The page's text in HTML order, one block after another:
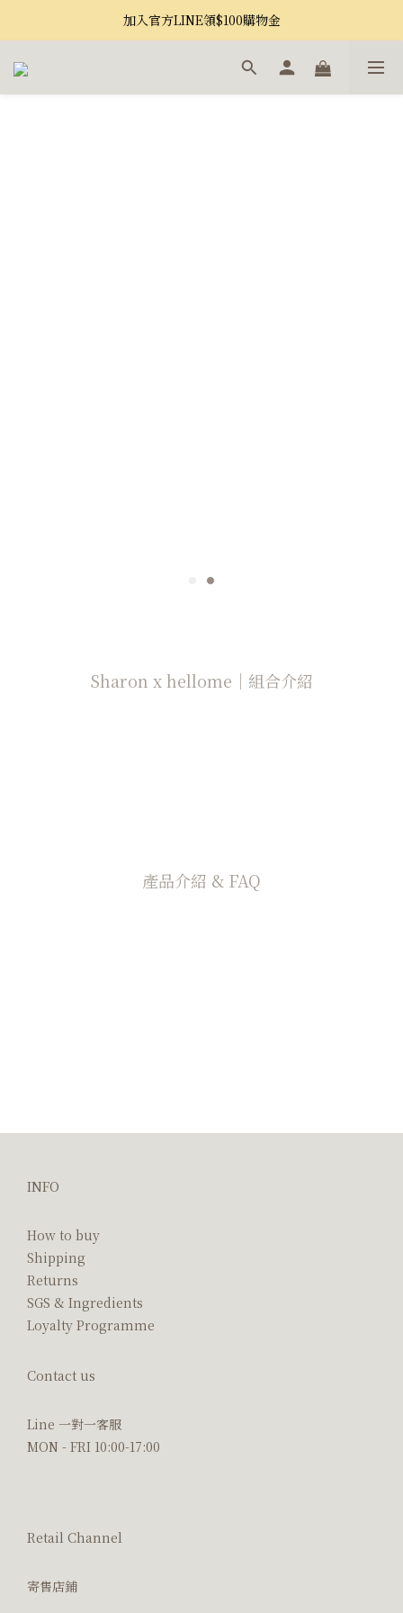
加入官方LINE領$100購物金
Sharon x hellome｜組合介紹
產品介紹 & FAQ
INFO
How to buy
Shipping
Returns
SGS & Ingredients
Loyalty Programme
Contact us
Line 一對一客服
MON - FRI 10:00-17:00
Retail Channel
寄售店鋪